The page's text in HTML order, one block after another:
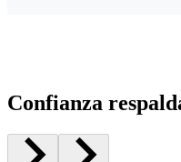
Confianza